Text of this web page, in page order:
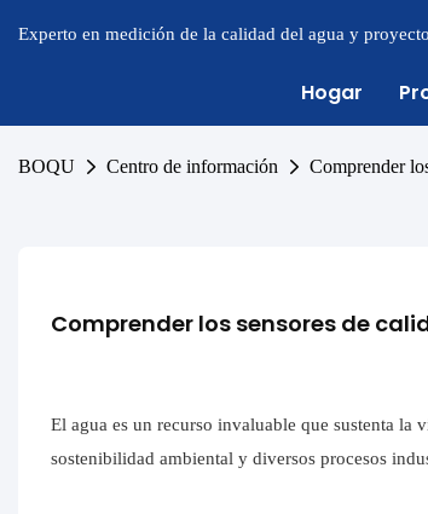
Experto en medición de la calidad del agua y
Hogar
BOQU Centro de información Comprender
Comprender los sensores de
El agua es un recurso invaluable que sustenta la
sostenibilidad ambiental y diversos procesos